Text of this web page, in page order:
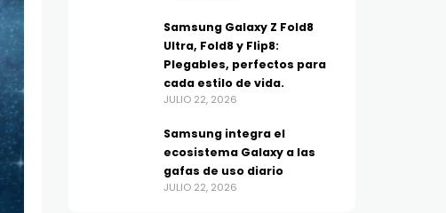
Samsung Galaxy Z Fold8
Ultra, Fold8 y Flip8:
Plegables, perfectos para
cada estilo de vida.
JULIO 22, 2026
Samsung integra el
ecosistema Galaxy a las
gafas de uso diario
JULIO 22, 2026